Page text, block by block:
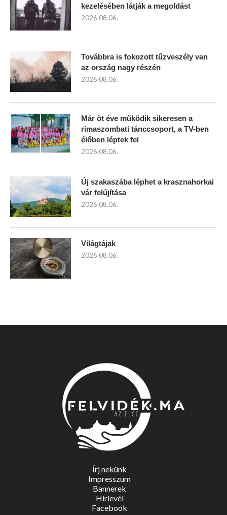
kezelésében látják a megoldást
2026.08.06.
Továbbra is fokozott tűzveszély van
az ország nagy részén
2026.08.06.
Már öt éve működik sikeresen a
rimaszombati tánccsoport, a TV-ben
élőben léptek fel
2026.08.06.
Új szakaszába léphet a krasznahorkai
vár felújítása
2026.08.06.
Világtájak
2026.08.06.
Írj nekünk
Impresszum
Bannerek
Hírlevél
Facebook